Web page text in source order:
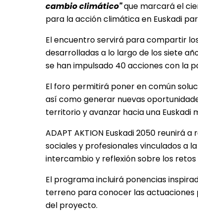
cambio climático"que marcará el
para la acción climática en Euskadi
El encuentro servirá para compartir
desarrolladas a lo largo de los siete
se han impulsado 40 acciones con la
El foro permitirá poner en común
así como generar nuevas
territorio y avanzar hacia una
ADAPT AKTION Euskadi 2050 reunirá
sociales y profesionales vinculados a
intercambio y reflexión sobre los
El programa incluirá ponencias
terreno para conocer las actuaciones
del proyecto.